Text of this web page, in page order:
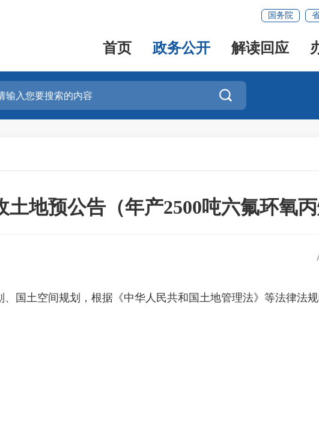
国务院
首页 政务公开 解读回应

地预公告（年产2500吨六氟环氧丙
土空间规划，根据《中华人民共和国土地管理法》等法律法规